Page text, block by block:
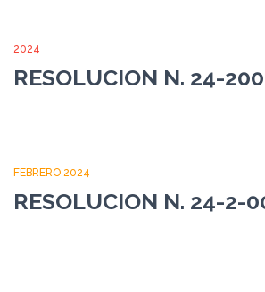
2024
RESOLUCION N. 24-
FEBRERO 2024
RESOLUCION N. 24-2-